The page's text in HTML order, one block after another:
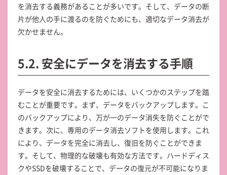
を消去する義務があることが多いです。そして、データの断
片が他人の手に渡るのを防ぐためにも、適切なデータ消去が
欠かせません。
5.2. 安全にデータを消去する手順
データを安全に消去するためには、いくつかのステップを踏
むことが重要です。まず、データをバックアップします。こ
のバックアップにより、万が一のデータ消失を防ぐことがで
きます。次に、専用のデータ消去ソフトを使用します。これ
により、データを完全に消去し、復旧を防ぐことができま
す。そして、物理的な破壊も有効な方法です。ハードディス
クやSSDを破壊することで、データの復元が不可能になりま